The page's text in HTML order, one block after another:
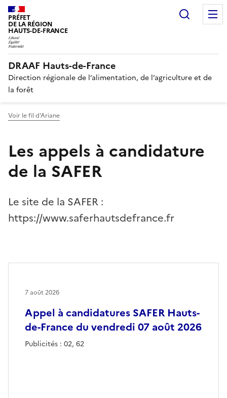
PRÉFET
DE LA RÉGION
HAUTS-DE-FRANCE
DRAAF Hauts-de-France
Direction régionale de l’alimentation, de l’agriculture et de
la forêt
Voir le fil d'Ariane
Les appels à candidature
de la SAFER
Le site de la SAFER :
https://www.saferhautsdefrance.fr
Appel à candidatures SAFER Hauts-
de-France du vendredi 07 août 2026
Publicités : 02, 62
7 août 2026